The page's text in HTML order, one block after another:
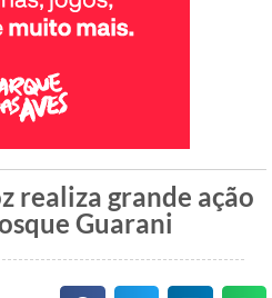
realiza grande ação
Guarani